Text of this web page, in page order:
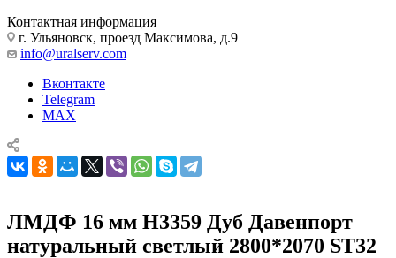
Контактная информация
г. Ульяновск, проезд Максимова, д.9
info@uralserv.com
Вконтакте
Telegram
MAX
ЛМДФ 16 мм H3359 Дуб Давенпорт
натуральный светлый 2800*2070 ST32